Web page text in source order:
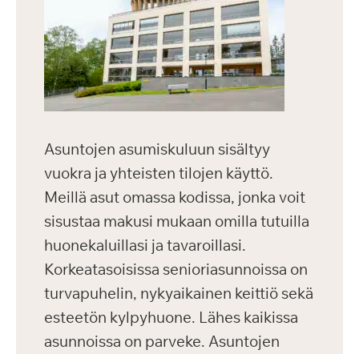
Asuntojen asumiskuluun sisältyy
vuokra ja yhteisten tilojen käyttö.
Meillä asut omassa kodissa, jonka voit
sisustaa makusi mukaan omilla tutuilla
huonekaluillasi ja tavaroillasi.
Korkeatasoisissa senioriasunnoissa on
turvapuhelin, nykyaikainen keittiö sekä
esteetön kylpyhuone. Lähes kaikissa
asunnoissa on parveke. Asuntojen